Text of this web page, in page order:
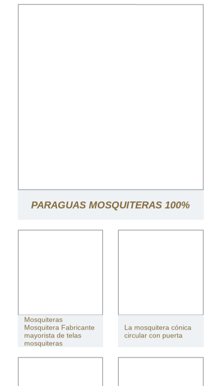
PARAGUAS MOSQUITERAS 100%
Mosquiteras
Mosquitera Fabricante
mayorista de telas
mosquiteras
La mosquitera cónica
circular con puerta